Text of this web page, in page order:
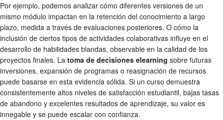
Por ejemplo, podemos analizar cómo diferentes versiones de un
mismo módulo impactan en la retención del conocimiento a largo
plazo, medida a través de evaluaciones posteriores. O cómo la
inclusión de ciertos tipos de actividades colaborativas influye en el
desarrollo de habilidades blandas, observable en la calidad de los
proyectos finales. La toma de decisiones elearning sobre futuras
inversiones, expansión de programas o reasignación de recursos
puede basarse en esta evidencia sólida. Si un curso demuestra
consistentemente altos niveles de satisfacción estudiantil, bajas tasas
de abandono y excelentes resultados de aprendizaje, su valor es
innegable y se puede escalar con confianza.